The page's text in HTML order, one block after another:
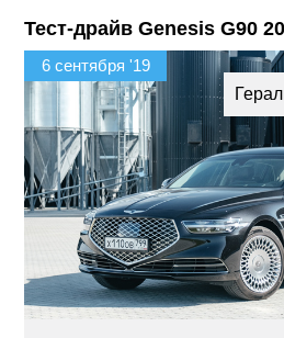
Тест-драйв Genesis G90
6 сентября '19